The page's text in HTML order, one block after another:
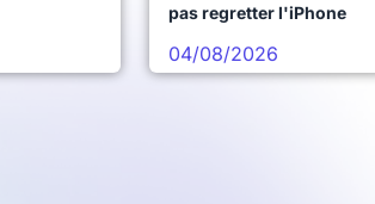
pas regretter l'iPhone
04/08/2026